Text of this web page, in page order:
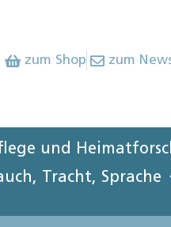
zum Shop zum
und
Tracht, Sprache